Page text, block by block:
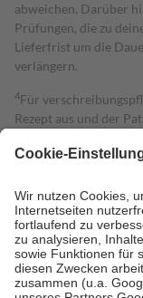
abweichen. Darüber
Prüfungen, die zu
Lieferfrist um die
verlängern.
4Für
Rezept aus und der
Kosten dafür, der
Grundsätzlich leisten
Prozent des
höchstens zehn Euro.
Kosten der Leistung
Diese Regeln gelten
Bei Heilmitteln und